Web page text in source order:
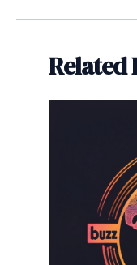
Related